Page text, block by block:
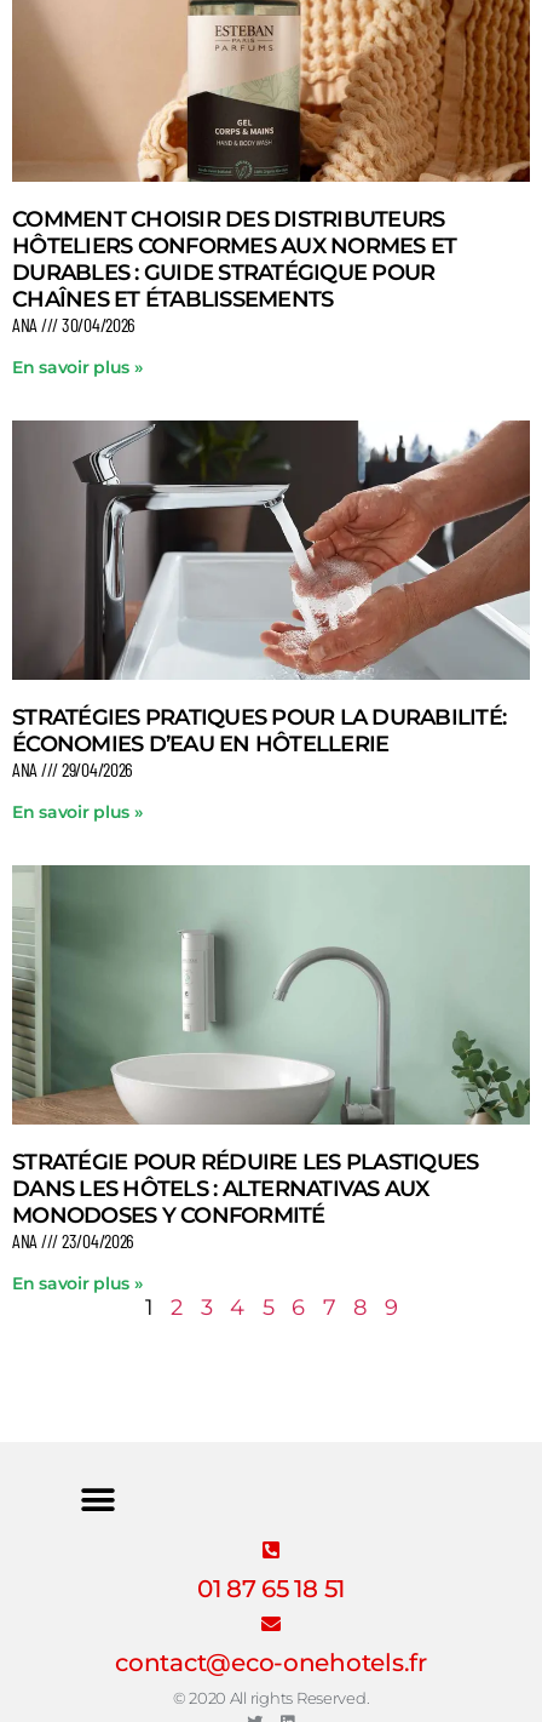
COMMENT CHOISIR DES DISTRIBUTEURS
HÔTELIERS CONFORMES AUX NORMES ET
DURABLES : GUIDE STRATÉGIQUE POUR
CHAÎNES ET ÉTABLISSEMENTS
ANA 30/04/2026
En savoir plus »
STRATÉGIES PRATIQUES POUR LA DURABILITÉ:
ÉCONOMIES D’EAU EN HÔTELLERIE
ANA 29/04/2026
En savoir plus »
STRATÉGIE POUR RÉDUIRE LES PLASTIQUES
DANS LES HÔTELS : ALTERNATIVAS AUX
MONODOSES Y CONFORMITÉ
ANA 23/04/2026
En savoir plus »
1 2 3 4 5 6 7 8 9
01 87 65 18 51
contact@eco-onehotels.fr
© 2020 All rights Reserved.